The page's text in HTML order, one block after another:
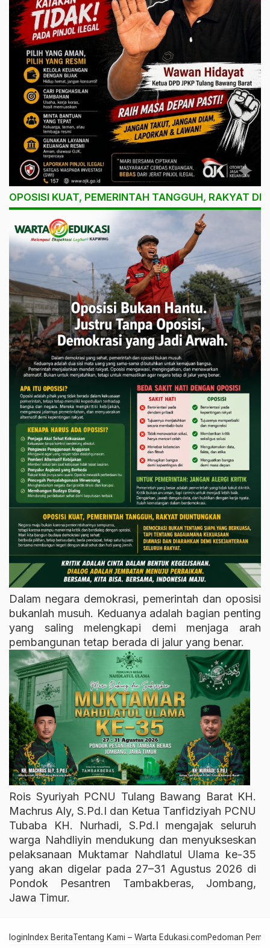
OPOSISI KUAT, PEMERINTAH TANGGUH, RAKYAT
Dalam negara demokrasi, pemerintah dan oposisi
bukanlah musuh. Keduanya adalah bagian penting
yang saling melengkapi demi menjaga arah
pembangunan tetap berada di jalur yang benar.
Rois Syuriyah PCNU Tulang Bawang Barat KH.
Machrus Aly, S.Pd.I dan Ketua Tanfidziyah PCNU
Tubaba KH. Nurhadi, S.Pd.I mengajak seluruh
warga Nahdliyin mendukung dan menyukseskan
pelaksanaan Muktamar Nahdlatul Ulama ke-35
yang akan digelar pada 27–31 Agustus 2026 di
Pondok Pesantren Tambakberas, Jombang,
Jawa Timur.
login Index BeritaTentang Kami – Warta Edukasi.comPedoman